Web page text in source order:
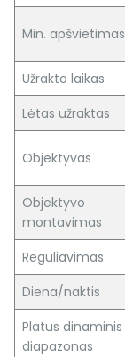
Min. apšvietimas
Užrakto laikas
Lėtas užraktas
Objektyvas
Objektyvo
montavimas
Reguliavimas
Diena/naktis
Platus dinaminis
diapazonas